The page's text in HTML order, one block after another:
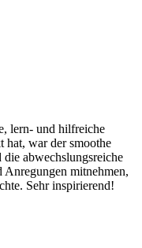
lern- und hilfreiche
hat, war der smoothe
abwechslungsreiche
mitnehmen,
Sehr inspirierend!